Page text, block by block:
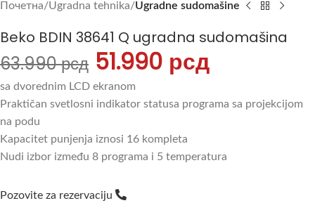
Почетна Ugradna tehnika Ugradne sudomašine
Beko BDIN 38641 Q ugradna sudomašina
63.990рсд 51.990 рсд
sa dvorednim LCD ekranom
Praktičan svetlosni indikator statusa programa sa projekcijom
na podu
Kapacitet punjenja iznosi 16 kompleta
Nudi izbor između 8 programa i 5 temperatura
Pozovite za rezervaciju